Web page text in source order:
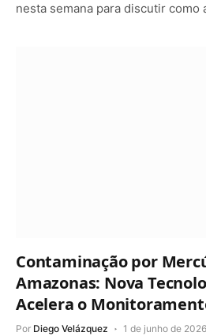
nesta semana para discutir como
Contaminação por
Amazonas: Nova
Acelera o
Por Diego Velázquez 1 de junho de 2026